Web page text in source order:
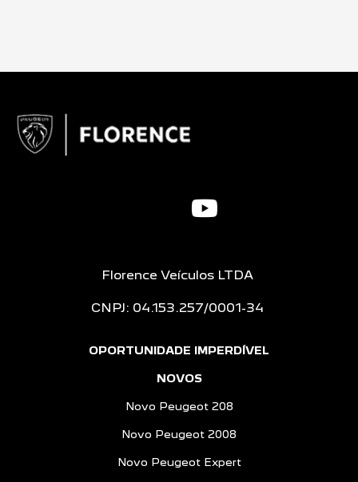
Florence Veículos LTDA
CNPJ: 04.153.257/0001-34
OPORTUNIDADE IMPERDÍVEL
NOVOS
Novo Peugeot 208
Novo Peugeot 2008
Novo Peugeot Expert